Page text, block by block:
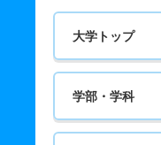
大学トップ
学部・学科